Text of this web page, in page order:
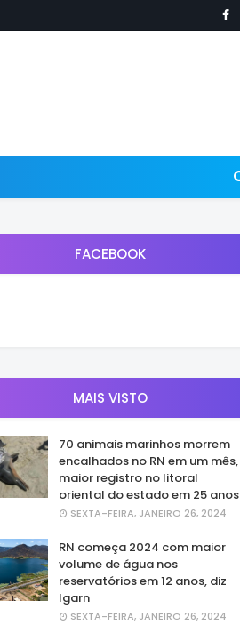
FACEBOOK
MAIS VISTO
70 animais marinhos morrem
encalhados no RN em um mês,
maior registro no litoral
oriental do estado em 25 anos
SEXTA-FEIRA, JANEIRO 26, 2024
RN começa 2024 com maior
volume de água nos
reservatórios em 12 anos, diz
Igarn
SEXTA-FEIRA, JANEIRO 26, 2024